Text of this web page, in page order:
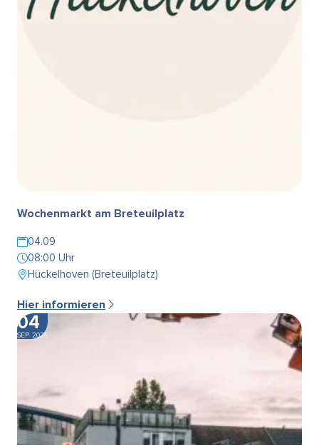
Wochenmarkt am Breteuilplatz
04.09
08:00 Uhr
Hückelhoven (Breteuilplatz)
Hier informieren
04
SEP. 2026